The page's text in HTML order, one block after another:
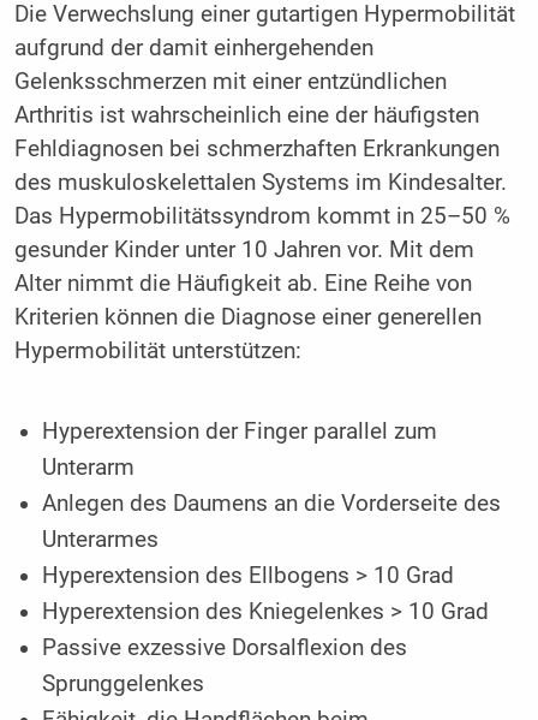
Die Verwechslung einer gutartigen Hypermobilität
aufgrund der damit einhergehenden
Gelenksschmerzen mit einer entzündlichen
Arthritis ist wahrscheinlich eine der häufigsten
Fehldiagnosen bei schmerzhaften Erkrankungen
des muskuloskelettalen Systems im Kindesalter.
Das Hypermobilitätssyndrom kommt in 25–50 %
gesunder Kinder unter 10 Jahren vor. Mit dem
Alter nimmt die Häufigkeit ab. Eine Reihe von
Kriterien können die Diagnose einer generellen
Hypermobilität unterstützen:
Hyperextension der Finger parallel zum
Unterarm
Anlegen des Daumens an die Vorderseite des
Unterarmes
Hyperextension des Ellbogens > 10 Grad
Hyperextension des Kniegelenkes > 10 Grad
Passive exzessive Dorsalflexion des
Sprunggelenkes